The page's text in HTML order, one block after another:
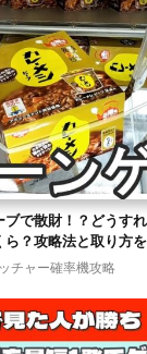
で散財！？どうす
？攻略法と取り方を
チャー確率機攻略